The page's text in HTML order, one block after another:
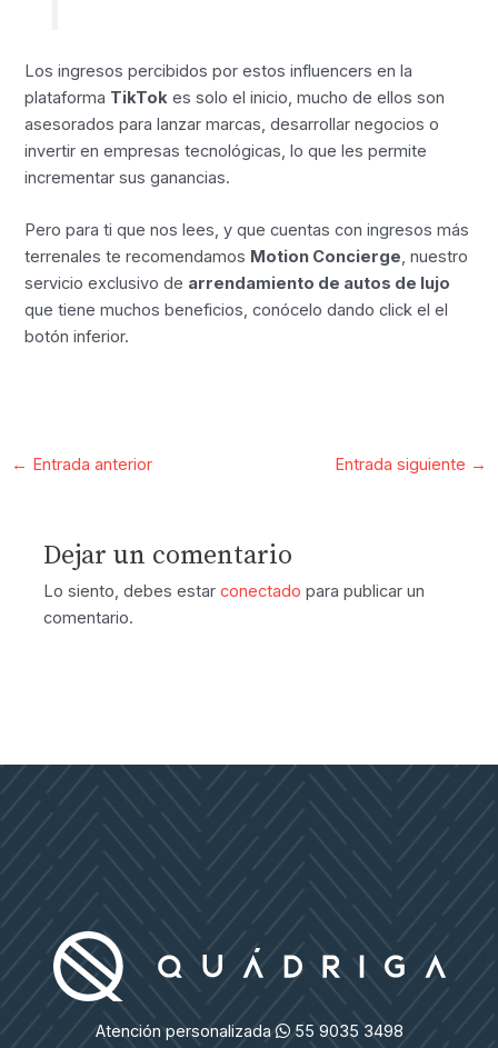
Los ingresos percibidos por estos influencers en la
plataforma TikTok es solo el inicio, mucho de ellos son
asesorados para lanzar marcas, desarrollar negocios o
invertir en empresas tecnológicas, lo que les permite
incrementar sus ganancias.
Pero para ti que nos lees, y que cuentas con ingresos más
terrenales te recomendamos Motion Concierge, nuestro
servicio exclusivo de arrendamiento de autos de lujo
que tiene muchos beneficios, conócelo dando click el el
botón inferior.
← Entrada anterior Entrada siguiente →
Dejar un comentario
Lo siento, debes estarconectado para publicar un
comentario.
Atención personalizada
55 9035 3498